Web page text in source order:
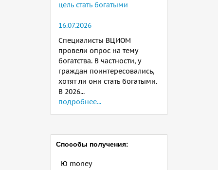
цель стать богатыми
16.07.2026
Специалисты ВЦИОМ
провели опрос на тему
богатства. В частности, у
граждан поинтересовались,
хотят ли они стать богатыми.
В 2026...
подробнее...
Способы получения:
Ю money